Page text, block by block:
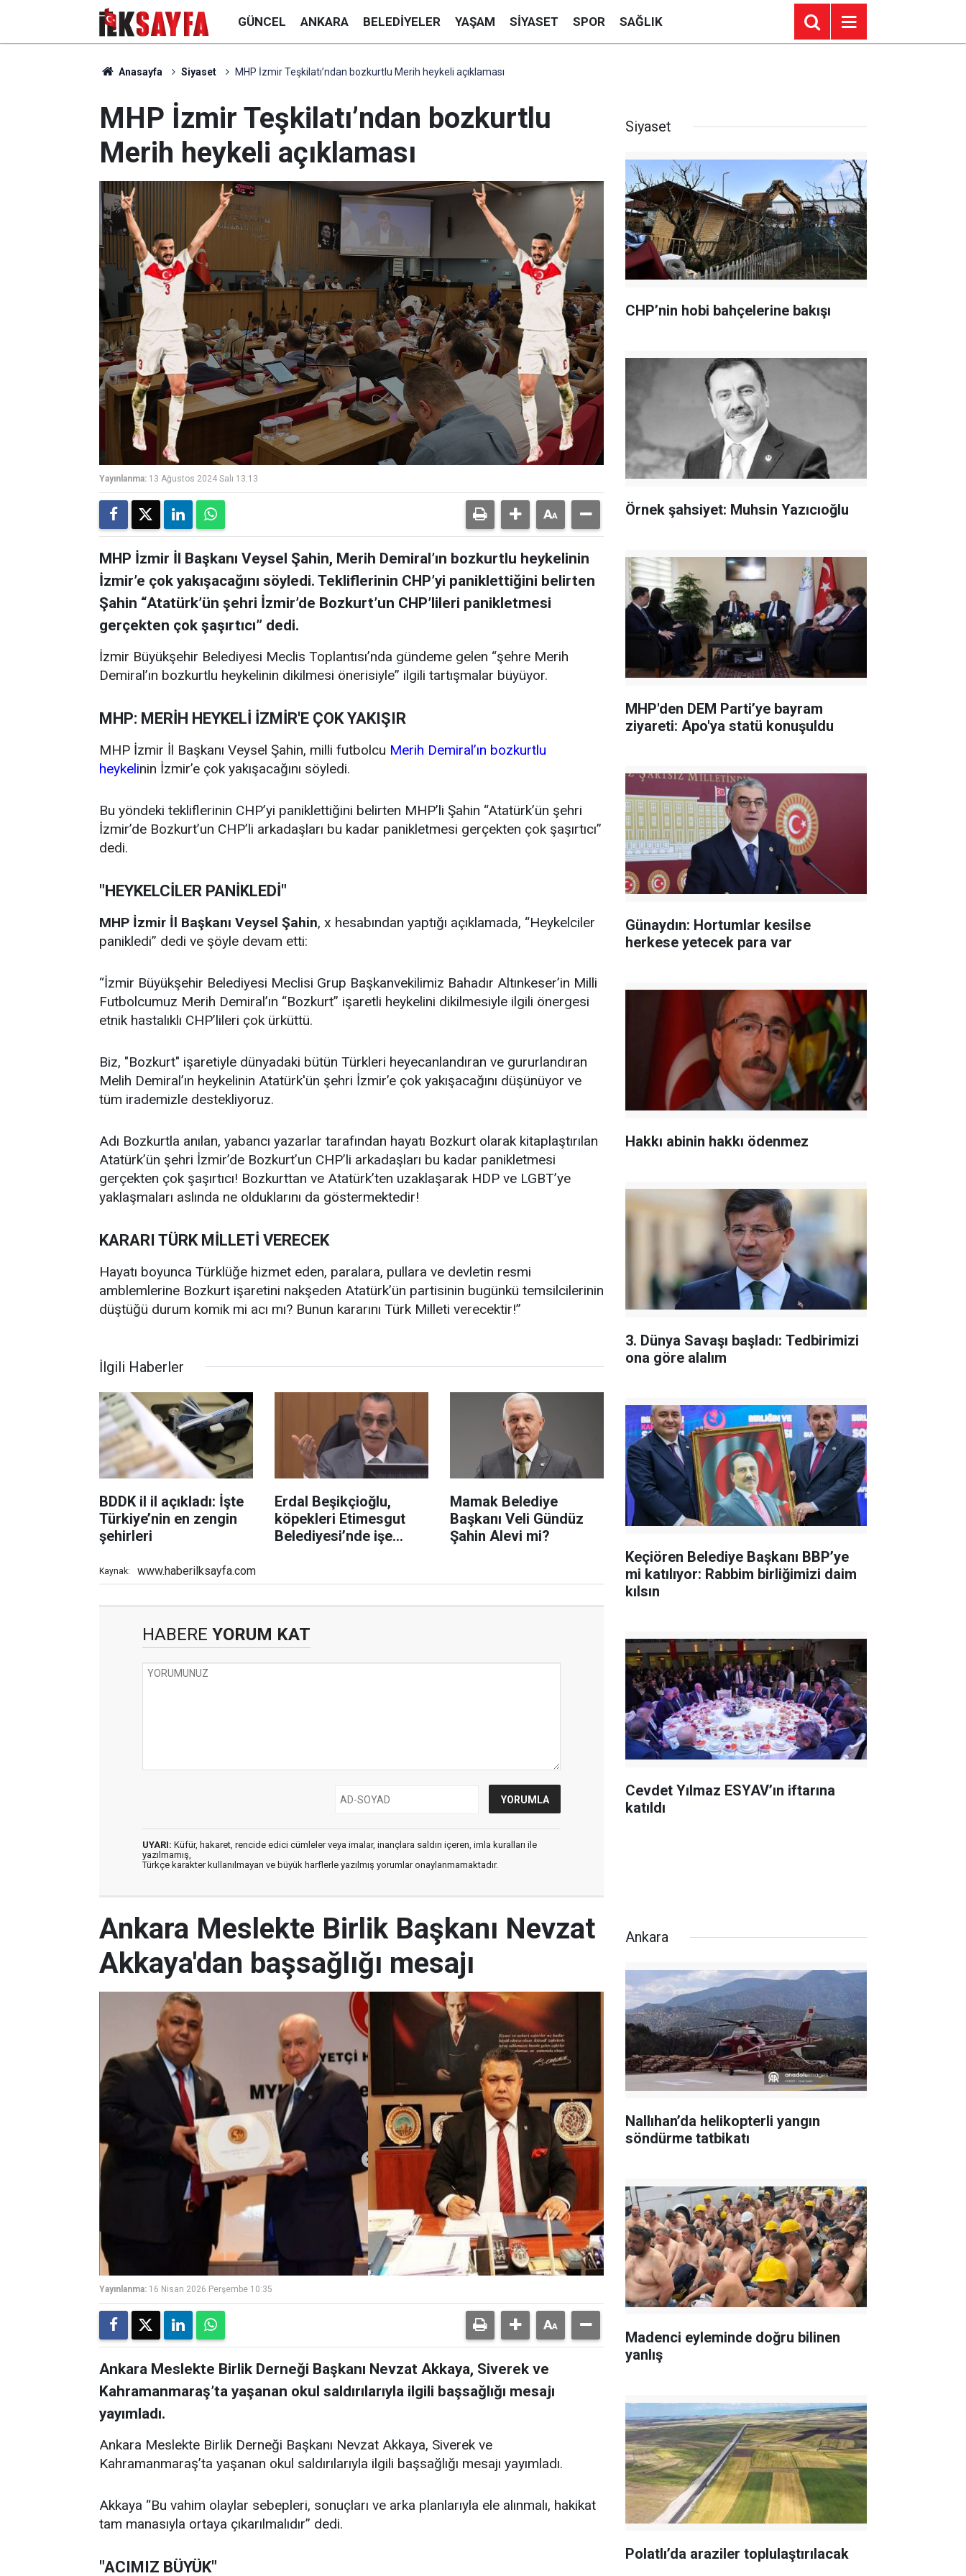
GÜNCEL ANKARA BELEDIYELER YAŞAM SIYASET SPOR SAĞLIK
Anasayfa Siyaset MHP İzmir Teşkilatı’ndan bozkurtlu Merih heykeli açıklaması
MHP İzmir Teşkilatı’ndan bozkurtlu
Merih heykeli açıklaması
Yayınlanma: 13 Ağustos 2024 Salı 13:13
MHP İzmir İl Başkanı Veysel Şahin, Merih Demiral’ın bozkurtlu heykelinin
İzmir’e çok yakışacağını söyledi. Tekliflerinin CHP’yi paniklettiğini belirten
Şahin “Atatürk’ün şehri İzmir’de Bozkurt’un CHP’lileri panikletmesi
gerçekten çok şaşırtıcı” dedi.
İzmir Büyükşehir Belediyesi Meclis Toplantısı’nda gündeme gelen “şehre Merih
Demiral’ın bozkurtlu heykelinin dikilmesi önerisiyle” ilgili tartışmalar büyüyor.
MHP: MERİH HEYKELİ İZMİR'E ÇOK YAKIŞIR
MHP İzmir İl Başkanı Veysel Şahin, milli futbolcu Merih Demiral’ın bozkurtlu
heykelinin İzmir’e çok yakışacağını söyledi.
Bu yöndeki tekliflerinin CHP’yi paniklettiğini belirten MHP’li Şahin “Atatürk’ün şehri
İzmir’de Bozkurt’un CHP’li arkadaşları bu kadar panikletmesi gerçekten çok şaşırtıcı”
dedi.
"HEYKELCİLER PANİKLEDİ"
MHP İzmir İl Başkanı Veysel Şahin, x hesabından yaptığı açıklamada, “Heykelciler
panikledi” dedi ve şöyle devam etti:
“İzmir Büyükşehir Belediyesi Meclisi Grup Başkanvekilimiz Bahadır Altınkeser’in Milli
Futbolcumuz Merih Demiral’ın “Bozkurt” işaretli heykelini dikilmesiyle ilgili önergesi
etnik hastalıklı CHP’lileri çok ürküttü.
Biz, "Bozkurt" işaretiyle dünyadaki bütün Türkleri heyecanlandıran ve gururlandıran
Melih Demiral’ın heykelinin Atatürk'ün şehri İzmir’e çok yakışacağını düşünüyor ve
tüm irademizle destekliyoruz.
Adı Bozkurtla anılan, yabancı yazarlar tarafından hayatı Bozkurt olarak kitaplaştırılan
Atatürk’ün şehri İzmir’de Bozkurt’un CHP’li arkadaşları bu kadar panikletmesi
gerçekten çok şaşırtıcı! Bozkurttan ve Atatürk’ten uzaklaşarak HDP ve LGBT’ye
yaklaşmaları aslında ne olduklarını da göstermektedir!
KARARI TÜRK MİLLETİ VERECEK
Hayatı boyunca Türklüğe hizmet eden, paralara, pullara ve devletin resmi
amblemlerine Bozkurt işaretini nakşeden Atatürk’ün partisinin bugünkü temsilcilerinin
düştüğü durum komik mi acı mı? Bunun kararını Türk Milleti verecektir!”
İlgili Haberler
BDDK il il açıkladı: İşte
Türkiye’nin en zengin
şehirleri
Erdal Beşikçioğlu,
köpekleri Etimesgut
Belediyesi’nde işe
Mamak Belediye
Başkanı Veli Gündüz
Şahin Alevi mi?
Kaynak: www.haberilksayfa.com
HABERE YORUM KAT
UYARI: Küfür, hakaret, rencide edici cümleler veya imalar, inançlara saldırı içeren, imla kuralları ile
yazılmamış,
Türkçe karakter kullanılmayan ve büyük harflerle yazılmış yorumlar onaylanmamaktadır.
Siyaset
CHP’nin hobi bahçelerine bakışı
Örnek şahsiyet: Muhsin Yazıcıoğlu
MHP'den DEM Parti’ye bayram
ziyareti: Apo'ya statü konuşuldu
Günaydın: Hortumlar kesilse
herkese yetecek para var
Hakkı abinin hakkı ödenmez
3. Dünya Savaşı başladı: Tedbirimizi
ona göre alalım
Keçiören Belediye Başkanı BBP’ye
mi katılıyor: Rabbim birliğimizi daim
kılsın
Cevdet Yılmaz ESYAV’ın iftarına
katıldı
Ankara Meslekte Birlik Başkanı Nevzat
Akkaya'dan başsağlığı mesajı
Yayınlanma: 16 Nisan 2026 Perşembe 10:35
Ankara Meslekte Birlik Derneği Başkanı Nevzat Akkaya, Siverek ve
Kahramanmaraş’ta yaşanan okul saldırılarıyla ilgili başsağlığı mesajı
yayımladı.
Ankara Meslekte Birlik Derneği Başkanı Nevzat Akkaya, Siverek ve
Kahramanmaraş’ta yaşanan okul saldırılarıyla ilgili başsağlığı mesajı yayımladı.
Akkaya “Bu vahim olaylar sebepleri, sonuçları ve arka planlarıyla ele alınmalı, hakikat
tam manasıyla ortaya çıkarılmalıdır” dedi.
"ACIMIZ BÜYÜK"
Ankara
Nallıhan’da helikopterli yangın
söndürme tatbikatı
Madenci eyleminde doğru bilinen
yanlış
Polatlı’da araziler toplulaştırılacak